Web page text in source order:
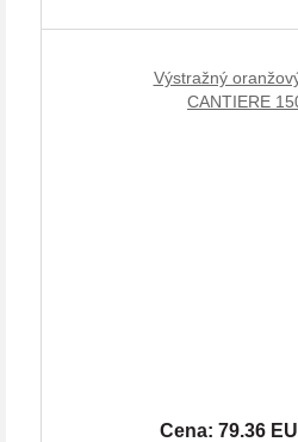
Výstražný
CANTIERE
Cena: 79.36